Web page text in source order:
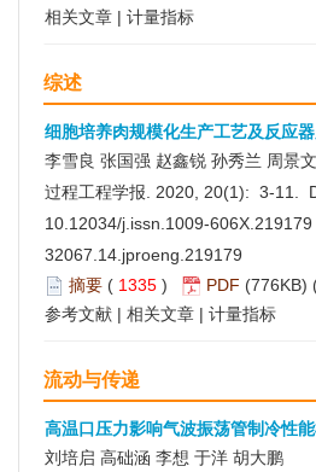
相关文章 | 计量指标
综述
细胞培养肉规模化生产工艺及反应
李雪良 张国强 赵鑫锐 孙秀兰 周景
过程工程学报. 2020, 20(1): 3-11.
10.12034/j.issn.1009-606X.219179
32067.14.jproeng.219179
摘要 ( 1335 ) PDF (776KB)
参考文献 | 相关文章 | 计量指标
流动与传递
高温口压力影响气波振荡管制冷性
刘培启 高础涵 李想 于洋 胡大鹏